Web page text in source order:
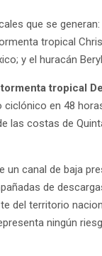
que se
tropical
y el huracán
tropical
en 48
las costas de
canal de baja
de
del territorio
ningún